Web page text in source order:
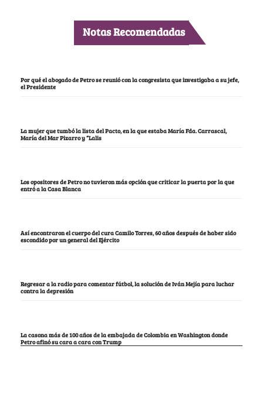
Notas Recomendadas
Por qué el abogado de Petro se reunió con la congresista que investigaba a su jefe,
el Presidente
La mujer que tumbó la lista del Pacto, en la que estaba María Fda. Carrascal,
María del Mar Pizarro y “Lalis
Los opositores de Petro no tuvieron más opción que criticar la puerta por la que
entró a la Casa Blanca
Así encontraron el cuerpo del cura Camilo Torres, 60 años después de haber sido
escondido por un general del Ejército
Regresar a la radio para comentar fútbol, la solución de Iván Mejía para luchar
contra la depresión
La casona más de 100 años de la embajada de Colombia en Washington donde
Petro afinó su cara a cara con Trump